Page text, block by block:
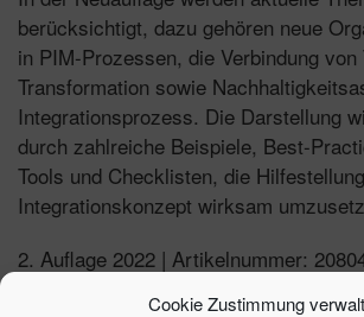
Cookie Zustimmung
berücksichtigt, dazu gehören neue
in PIM-Prozessen, die Verbindung
Transformation sowie
Integrationsprozess. Die Darstellung
durch zahlreiche Beispiele, Best-
Tools und Checklisten, die
Integrationskonzept wirksam
2. Auflage 2022 | Artikelnummer: